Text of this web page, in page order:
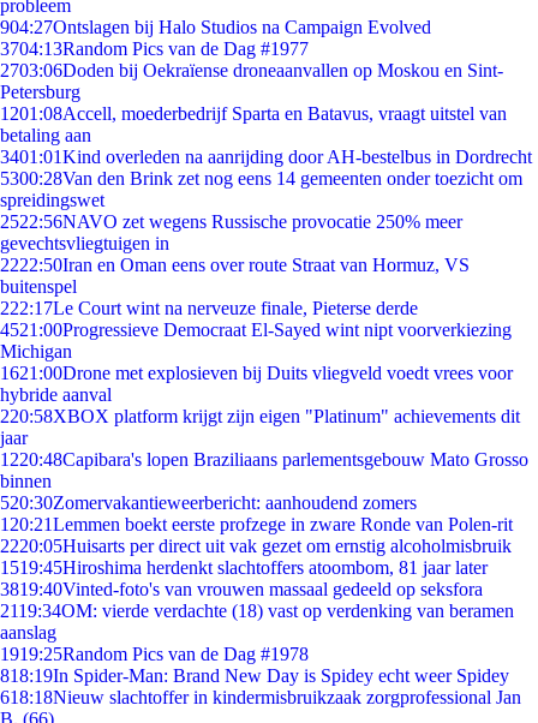
probleem
904:27Ontslagen bij Halo Studios na Campaign Evolved
3704:13Random Pics van de Dag #1977
2703:06Doden bij Oekraïense droneaanvallen op Moskou en Sint-
Petersburg
1201:08Accell, moederbedrijf Sparta en Batavus, vraagt uitstel van
betaling aan
3401:01Kind overleden na aanrijding door AH-bestelbus in Dordrecht
5300:28Van den Brink zet nog eens 14 gemeenten onder toezicht om
spreidingswet
2522:56NAVO zet wegens Russische provocatie 250% meer
gevechtsvliegtuigen in
2222:50Iran en Oman eens over route Straat van Hormuz, VS
buitenspel
222:17Le Court wint na nerveuze finale, Pieterse derde
4521:00Progressieve Democraat El-Sayed wint nipt voorverkiezing
Michigan
1621:00Drone met explosieven bij Duits vliegveld voedt vrees voor
hybride aanval
220:58XBOX platform krijgt zijn eigen "Platinum" achievements dit
jaar
1220:48Capibara's lopen Braziliaans parlementsgebouw Mato Grosso
binnen
520:30Zomervakantieweerbericht: aanhoudend zomers
1 20:21Lemmen boekt eerste profzege in zware Ronde van Polen-rit
2220:05Huisarts per direct uit vak gezet om ernstig alcoholmisbruik
1519:45Hiroshima herdenkt slachtoffers atoombom, 81 jaar later
3819:40Vinted-foto's van vrouwen massaal gedeeld op seksfora
2119:34OM: vierde verdachte (18) vast op verdenking van beramen
aanslag
1919:25Random Pics van de Dag #1978
818:19In Spider-Man: Brand New Day is Spidey echt weer Spidey
618:18Nieuw slachtoffer in kindermisbruikzaak zorgprofessional Jan
B. (66)